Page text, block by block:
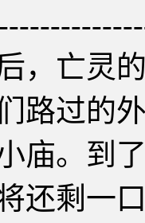
亡灵的
路过的
庙。到
剩一口